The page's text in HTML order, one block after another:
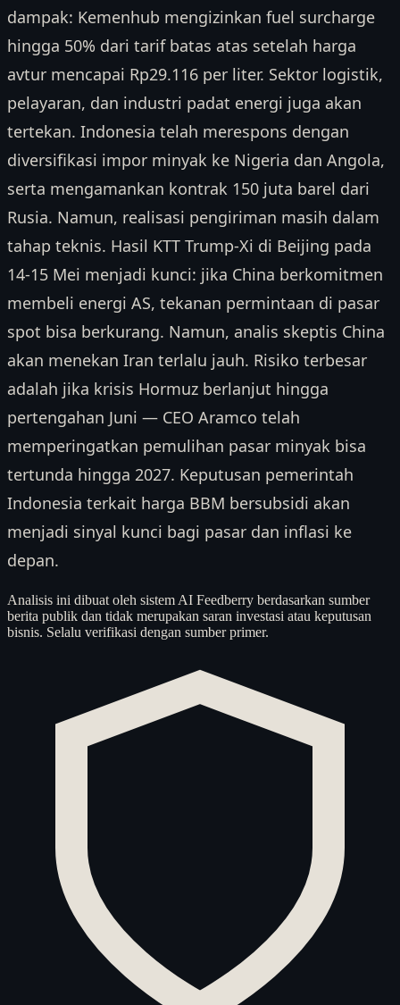
dampak: Kemenhub mengizinkan fuel surcharge
hingga 50% dari tarif batas atas setelah harga
avtur mencapai Rp29.116 per liter. Sektor logistik,
pelayaran, dan industri padat energi juga akan
tertekan. Indonesia telah merespons dengan
diversifikasi impor minyak ke Nigeria dan Angola,
serta mengamankan kontrak 150 juta barel dari
Rusia. Namun, realisasi pengiriman masih dalam
tahap teknis. Hasil KTT Trump-Xi di Beijing pada
14-15 Mei menjadi kunci: jika China berkomitmen
membeli energi AS, tekanan permintaan di pasar
spot bisa berkurang. Namun, analis skeptis China
akan menekan Iran terlalu jauh. Risiko terbesar
adalah jika krisis Hormuz berlanjut hingga
pertengahan Juni — CEO Aramco telah
memperingatkan pemulihan pasar minyak bisa
tertunda hingga 2027. Keputusan pemerintah
Indonesia terkait harga BBM bersubsidi akan
menjadi sinyal kunci bagi pasar dan inflasi ke
depan.
Analisis ini dibuat oleh sistem AI Feedberry berdasarkan sumber
berita publik dan tidak merupakan saran investasi atau keputusan
bisnis. Selalu verifikasi dengan sumber primer.